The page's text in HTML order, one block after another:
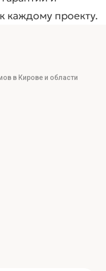
каждому проекту.
в Кирове и области